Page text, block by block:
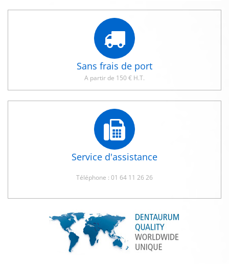
Sans frais de port
A partir de 150 € H.T.
Service d'assistance
Téléphone : 01 64 11 26 26